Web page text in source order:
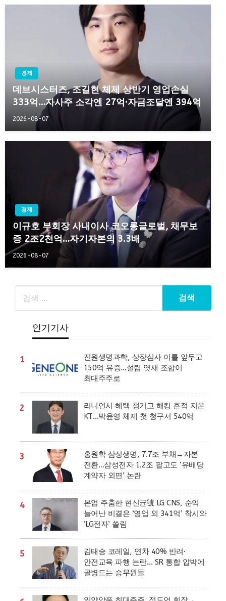
경제
데브시스터즈, 조길현 체제 상반기 영업손실
333억…자사주 소각엔 27억·자금조달엔 394억
2026-08-07
경제
이규호 부회장 사내이사 코오롱글로벌, 채무보
증 2조2천억…자기자본의 3.3배
2026-08-07
인기기사
1
진원생명과학, 상장심사 이틀 앞두고
150억 유증…설립 엿새 조합이
최대주주로
2
리니언시 혜택 챙기고 해킹 흔적 지운
KT…박윤영 체제 첫 청구서 540억
3
홍원학 삼성생명, 7.7조 부채→자본
전환…삼성전자 1.2조 팔고도 ‘유배당
계약자 외면’ 논란
4
본업 주춤한 현신균號 LG CNS, 순익
늘어난 비결은 ‘영업 외 341억’ 착시와
‘LG전자’ 쏠림
5
김태승 코레일, 연차 40% 반려·
안전교육 파행 논란… SR 통합 압박에
골병드는 승무원들